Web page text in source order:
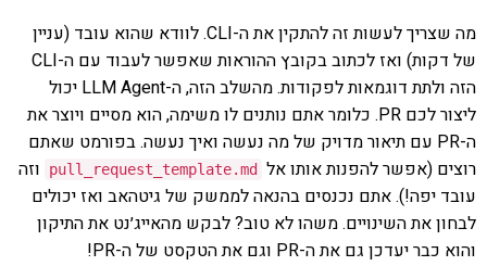
מה שצריך לעשות זה להתקין את ה-CLI. לוודא שהוא עובד (עניין
של דקות) ואז לכתוב בקובץ ההוראות שאפשר לעבוד עם ה-CLI
הזה ולתת דוגמאות לפקודות. מהשלב הזה, ה-LLM Agent יכול
ליצור לכם PR. כלומר אתם נותנים לו משימה, הוא מסיים ויוצר את
ה-PR עם תיאור מדויק של מה נעשה ואיך נעשה. בפורמט שאתם
רוצים (אפשר להפנות אותו אל
pull_request_template.md
וזה
עובד יפה!). אתם נכנסים בהנאה לממשק של גיטהאב ואז יכולים
לבחון את השינויים. משהו לא טוב? לבקש מהאייג׳נט את התיקון
והוא כבר יעדכן גם את ה-PR וגם את הטקסט של ה-PR!